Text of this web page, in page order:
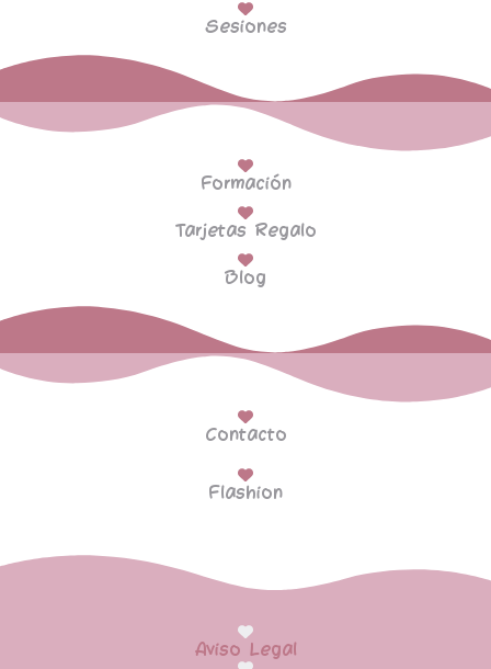
Sesiones
Formación
Tarjetas Regalo
Blog
Contacto
Flashion
Aviso Legal